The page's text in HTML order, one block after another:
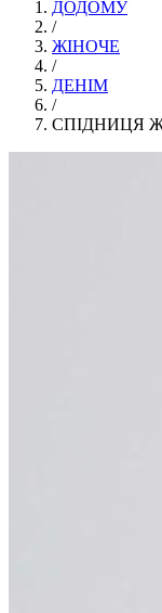
ДОДОМУ
/
ЖІНОЧЕ
/
ДЕНІМ
/
СПІДНИЦЯ